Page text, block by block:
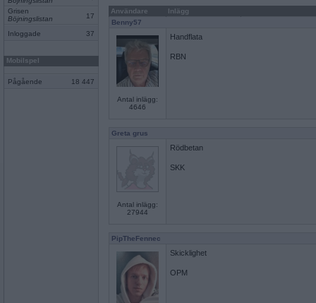
Grisen
Böjningslistan
17
Inloggade 37
Mobilspel
Pågående 18 447
Användare
Inlägg
Benny57
Antal inlägg:
4646
Handflata
RBN
Greta grus
Antal inlägg:
27944
Rödbetan
SKK
PipTheFennec
Skicklighet
OPM